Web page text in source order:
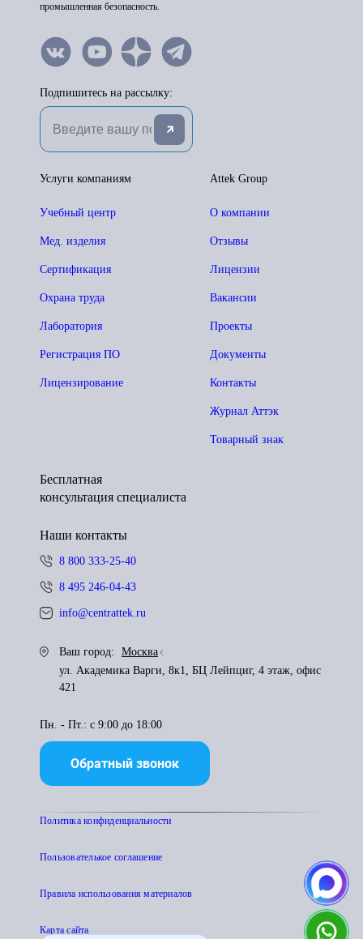
промышленная безопасность.
Подпишитесь на рассылку:
Attek Group
О компании
Отзывы
Лицензии
Вакансии
Проекты
Документы
Контакты
Журнал Аттэк
Товарный знак
Услуги компаниям
Учебный центр
Мед. изделия
Сертификация
Охрана труда
Лаборатория
Регистрация ПО
Лицензирование
Бесплатная
консультация специалиста
Наши контакты
8 800 333-25-40
8 495 246-04-43
info@centrattek.ru
Ваш город:
Москва
ул. Академика Варги, 8к1, БЦ Лейпциг, 4 этаж, офис
421
Пн. - Пт.: с 9:00 до 18:00
Обратный звонок
Политика конфиденциальности
Пользователькое соглашение
Правила использования материалов
Карта сайта